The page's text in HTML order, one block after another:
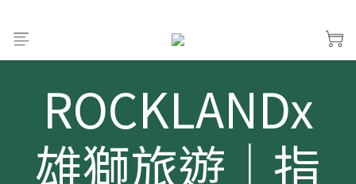
ROCKLANDx
雄獅旅遊｜指